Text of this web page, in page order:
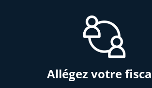
Allégez votre